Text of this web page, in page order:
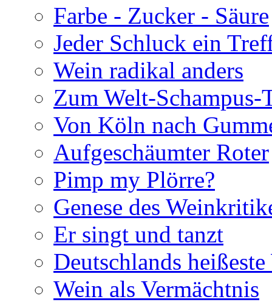
Farbe - Zucker - Säure
Jeder Schluck ein
Wein radikal anders
Zum Welt-Schampus-
Von Köln nach
Aufgeschäumter Roter
Pimp my Plörre?
Genese des
Er singt und tanzt
Deutschlands heißeste
Wein als Vermächtnis